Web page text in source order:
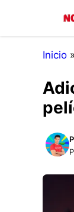
contenido
Inicio »